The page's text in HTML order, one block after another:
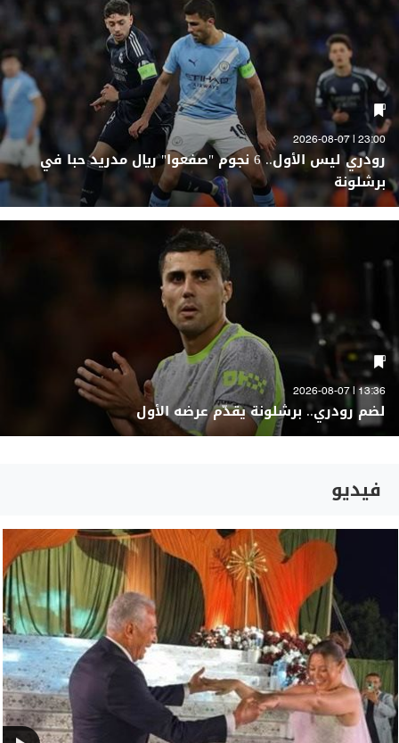
23:00 | 2026-08-07
رودري ليس الأول.. 6 نجوم "صفعوا" ريال مدريد حبا في
برشلونة
13:36 | 2026-08-07
لضم رودري.. برشلونة يقدّم عرضه الأول
فيديو